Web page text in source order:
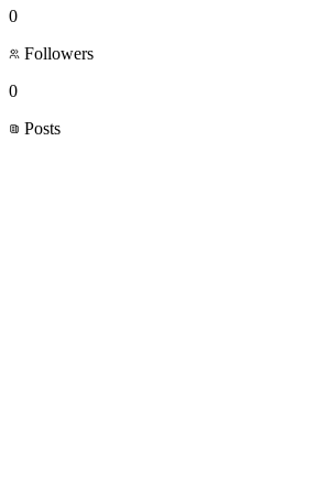
0
Followers
0
Posts